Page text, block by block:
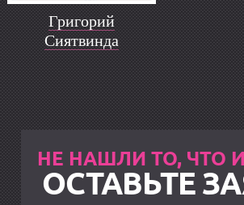
Григорий
Сиятвинда
НЕ НАШЛИ ТО, ЧТО
ОСТАВЬТЕ